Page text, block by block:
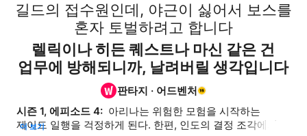
길드의 접수원인데, 야근이 싫어서 보스를
혼자 토벌하려고 합니다
렐릭이나 히든 퀘스트나 마신 같은 건
업무에 방해되니까, 날려버릴 생각입니다
판타지 · 어드벤처
시즌 1, 에피소드 4: 아리나는 위험한 모험을 시작하는
제이드 일행을 걱정하게 된다. 한편, 인도의 결정 조각에서
더 보기